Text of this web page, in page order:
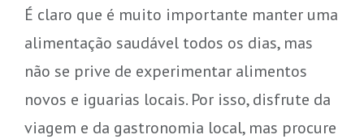
É claro que é muito importante manter uma
alimentação saudável todos os dias, mas
não se prive de experimentar alimentos
novos e iguarias locais. Por isso, disfrute da
viagem e da gastronomia local, mas procure